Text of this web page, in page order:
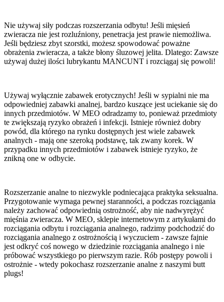
Nie używaj siły podczas rozszerzania odbytu! Jeśli mięsień
zwieracza nie jest rozluźniony, penetracja jest prawie niemożliwa.
Jeśli będziesz zbyt szorstki, możesz spowodować poważne
obrażenia zwieracza, a także błony śluzowej jelita. Dlatego: Zawsze
używaj dużej ilości lubrykantu MANCUNT i rozciągaj się powoli!
Używaj wyłącznie zabawek erotycznych! Jeśli w sypialni nie ma
odpowiedniej zabawki analnej, bardzo kuszące jest uciekanie się do
innych przedmiotów. W MEO odradzamy to, ponieważ przedmioty
te zwiększają ryzyko obrażeń i infekcji. Istnieje również dobry
powód, dla którego na rynku dostępnych jest wiele zabawek
analnych - mają one szeroką podstawę, tak zwany korek. W
przypadku innych przedmiotów i zabawek istnieje ryzyko, że
znikną one w odbycie.
Rozszerzanie analne to niezwykle podniecająca praktyka seksualna.
Przygotowanie wymaga pewnej staranności, a podczas rozciągania
należy zachować odpowiednią ostrożność, aby nie nadwyrężyć
mięśnia zwieracza. W MEO, sklepie internetowym z artykułami do
rozciągania odbytu i rozciągania analnego, radzimy podchodzić do
rozciągania analnego z ostrożnością i wyczuciem - zawsze fajnie
jest odkryć coś nowego w dziedzinie rozciągania analnego i nie
próbować wszystkiego po pierwszym razie. Rób postępy powoli i
ostrożnie - wtedy pokochasz rozszerzanie analne z naszymi butt
plugs!